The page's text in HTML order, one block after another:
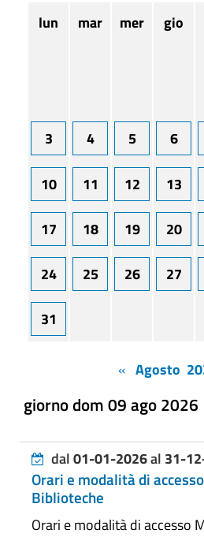
lun mar mer gio
3 4 5 6
10 11 12 13
17 18 19 20
24 25 26 27
31
« Agosto
giorno dom 09 ago 2026
dal01-01-2026al 31-
Orari e modalità di
Biblioteche
Orari e modalità di accesso